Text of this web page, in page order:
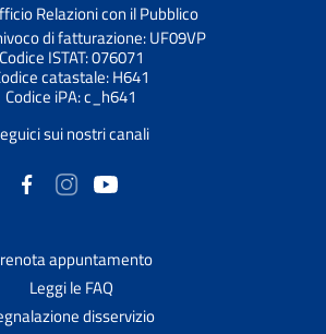
Relazioni con il Pubblico
di fatturazione: UF09VP
Codice ISTAT: 076071
catastale: H641
Codice iPA: c_h641
sui nostri canali
appuntamento
Leggi le FAQ
disservizio